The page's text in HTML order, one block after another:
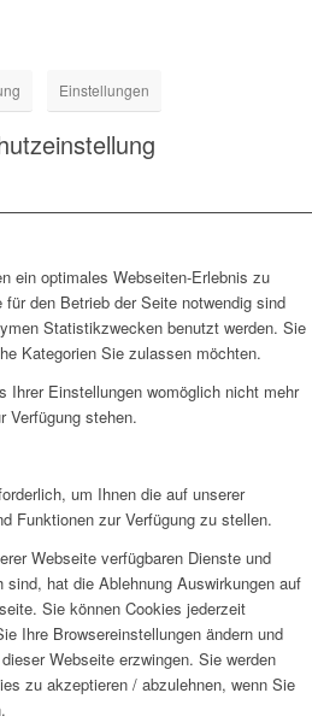
Einstellungen
ein optimales Webseiten-Erlebnis zu
den Betrieb der Seite notwendig sind
Statistikzwecken benutzt werden. Sie
Kategorien Sie zulassen möchten.
Ihrer Einstellungen womöglich nicht mehr
Verfügung stehen.
um Ihnen die auf unserer
Funktionen zur Verfügung zu stellen.
Webseite verfügbaren Dienste und
sind, hat die Ablehnung Auswirkungen auf
Sie können Cookies jederzeit
Ihre Browsereinstellungen ändern und
Webseite erzwingen. Sie werden
zu akzeptieren / abzulehnen, wenn Sie